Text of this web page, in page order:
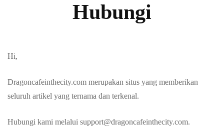
Hubungi
Hi,
Dragoncafeinthecity.com merupakan situs yang memberikan
seluruh artikel yang ternama dan terkenal.
Hubungi kami melalui support@dragoncafeinthecity.com.